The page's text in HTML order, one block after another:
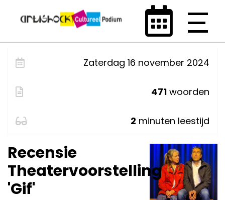
Zaterdag 16 november 2024
471 woorden
2 minuten leestijd
Recensie
Theatervoorstelling
'Gif'